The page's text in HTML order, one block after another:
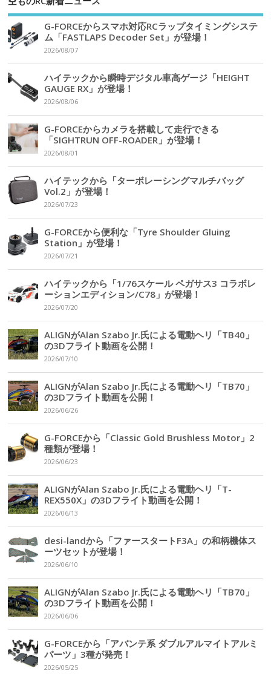
G-FORCEからスマホ対応RCラップタイミングシステ
ム「FASTLAPS Decoder Set」が登場！
2026/08/07
ハイテックから瞬時デジタル車高ゲージ「HEIGHT
GAUGE RX」が登場！
2026/08/06
G-FORCEからカメラを搭載して走行できる
「SIGHTRUN OFF-ROADER」が登場！
2026/08/01
ハイテックから「ターボレーシングマルチバッグ
Vol.2」が登場！
2026/07/23
G-FORCEから便利な「Tyre Shoulder Gluing
Station」が登場！
2026/07/21
ハイテックから「1/76スケール ペガサス3 コラボレ
ーションエディション/C78」が登場！
2026/07/20
ALIGNがAlan Szabo Jr.氏による電動ヘリ「TB40」
の3Dフライト動画を公開！
2026/07/10
ALIGNがAlan Szabo Jr.氏による電動ヘリ「TB70」
の3Dフライト動画を公開！
2026/06/26
G-FORCEから「Classic Gold Brushless Motor」2
種類が登場！
2026/06/23
ALIGNがAlan Szabo Jr.氏による電動ヘリ「T-
REX550X」の3Dフライト動画を公開！
2026/06/13
desi-landから「ファースタートF3A」の和柄機体ス
ーツセットが登場！
2026/06/10
ALIGNがAlan Szabo Jr.氏による電動ヘリ「TB70」
の3Dフライト動画を公開！
2026/06/06
G-FORCEから「アバンテ系 ダブルアルマイトアルミ
パーツ」3種が発売！
2026/05/25